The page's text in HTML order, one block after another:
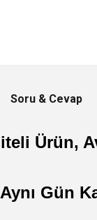
Soru & Cevap
Ürün,
Gün